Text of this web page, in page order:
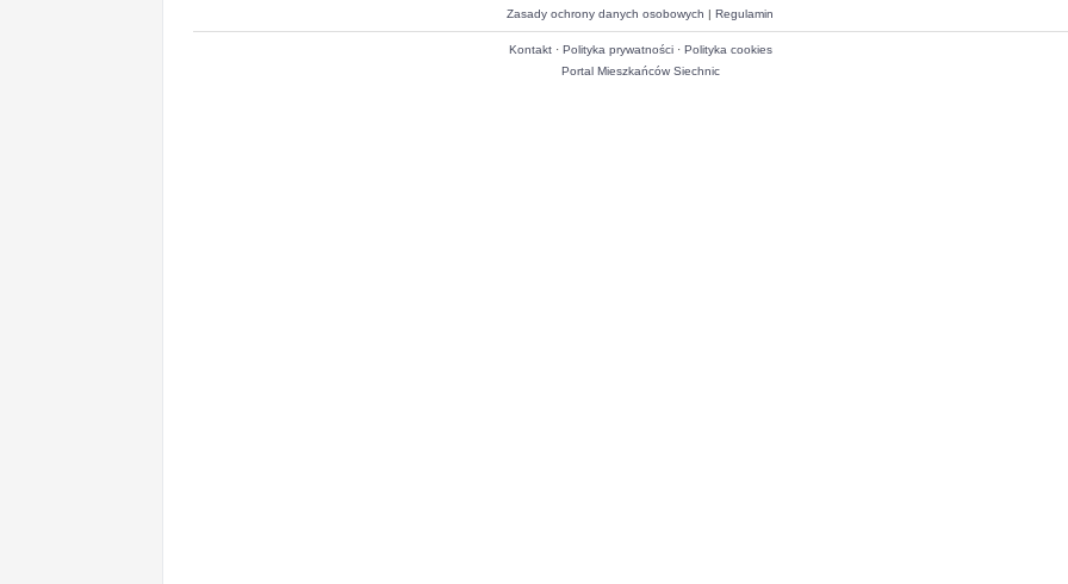
Zasady ochrony danych osobowych | Regulamin
Kontakt· Polityka prywatności· Polityka cookies
Portal Mieszkańców Siechnic